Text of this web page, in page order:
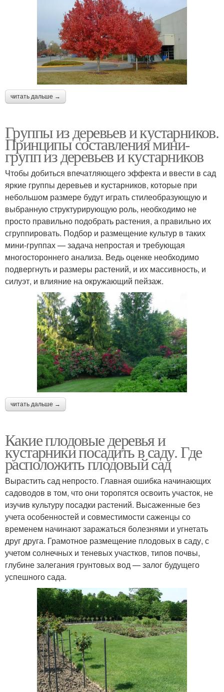
читать дальше →
Группы из деревьев и кустарников.
Принципы составления мини-
групп из деревьев и кустарников
Чтобы добиться впечатляющего эффекта и ввести в сад
яркие группы деревьев и кустарников, которые при
небольшом размере будут играть стилеобразующую и
выбранную структурирующую роль, необходимо не
просто правильно подобрать растения, а правильно их
сгруппировать. Подбор и размещение культур в таких
мини-группах — задача непростая и требующая
многостороннего анализа. Ведь оценке необходимо
подвергнуть и размеры растений, и их массивность, и
силуэт, и влияние на окружающий пейзаж.
читать дальше →
Какие плодовые деревья и
кустарники посадить в саду. Где
расположить плодовый сад
Вырастить сад непросто. Главная ошибка начинающих
садоводов в том, что они торопятся освоить участок, не
изучив культуру посадки растений. Высаженные без
учета особенностей и совместимости саженцы со
временем начинают заражаться болезнями и угнетать
друг друга. Грамотное размещение плодовых в саду, с
учетом солнечных и теневых участков, типов почвы,
глубине залегания грунтовых вод — залог будущего
успешного сада.